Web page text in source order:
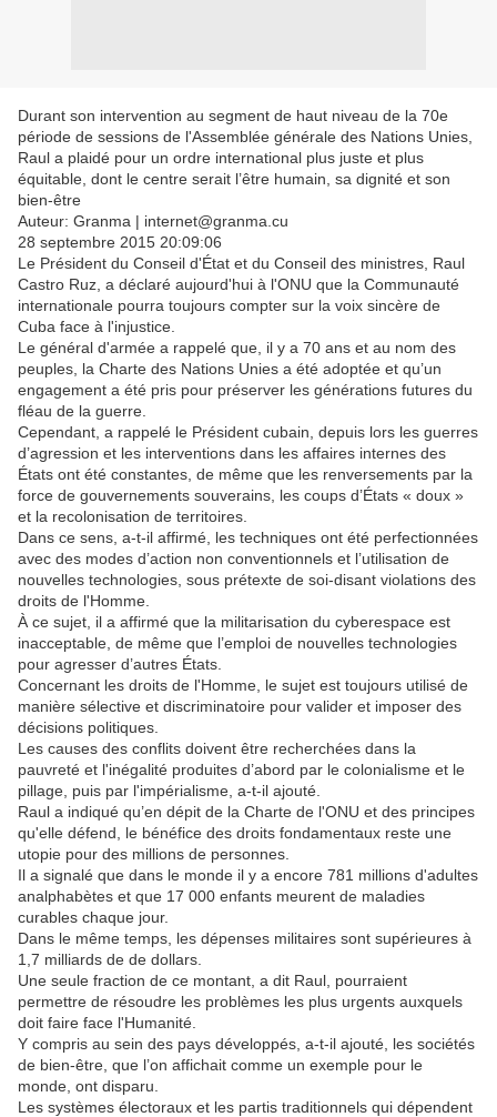
Durant son intervention au segment de haut niveau de la 70e
période de sessions de l'Assemblée générale des Nations Unies,
Raul a plaidé pour un ordre international plus juste et plus
équitable, dont le centre serait l’être humain, sa dignité et son
bien-être
Auteur: Granma | internet@granma.cu
28 septembre 2015 20:09:06
Le Président du Conseil d'État et du Conseil des ministres, Raul
Castro Ruz, a déclaré aujourd'hui à l'ONU que la Communauté
internationale pourra toujours compter sur la voix sincère de
Cuba face à l'injustice.
Le général d'armée a rappelé que, il y a 70 ans et au nom des
peuples, la Charte des Nations Unies a été adoptée et qu’un
engagement a été pris pour préserver les générations futures du
fléau de la guerre.
Cependant, a rappelé le Président cubain, depuis lors les guerres
d’agression et les interventions dans les affaires internes des
États ont été constantes, de même que les renversements par la
force de gouvernements souverains, les coups d’États « doux »
et la recolonisation de territoires.
Dans ce sens, a-t-il affirmé, les techniques ont été perfectionnées
avec des modes d’action non conventionnels et l’utilisation de
nouvelles technologies, sous prétexte de soi-disant violations des
droits de l'Homme.
À ce sujet, il a affirmé que la militarisation du cyberespace est
inacceptable, de même que l’emploi de nouvelles technologies
pour agresser d’autres États.
Concernant les droits de l'Homme, le sujet est toujours utilisé de
manière sélective et discriminatoire pour valider et imposer des
décisions politiques.
Les causes des conflits doivent être recherchées dans la
pauvreté et l'inégalité produites d’abord par le colonialisme et le
pillage, puis par l'impérialisme, a-t-il ajouté.
Raul a indiqué qu’en dépit de la Charte de l'ONU et des principes
qu'elle défend, le bénéfice des droits fondamentaux reste une
utopie pour des millions de personnes.
Il a signalé que dans le monde il y a encore 781 millions d'adultes
analphabètes et que 17 000 enfants meurent de maladies
curables chaque jour.
Dans le même temps, les dépenses militaires sont supérieures à
1,7 milliards de de dollars.
Une seule fraction de ce montant, a dit Raul, pourraient
permettre de résoudre les problèmes les plus urgents auxquels
doit faire face l'Humanité.
Y compris au sein des pays développés, a-t-il ajouté, les sociétés
de bien-être, que l’on affichait comme un exemple pour le
monde, ont disparu.
Les systèmes électoraux et les partis traditionnels qui dépendent